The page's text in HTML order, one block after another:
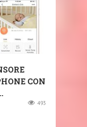
CON
493